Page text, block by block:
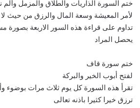
ختم السورة الذاريات والطلاق والمزمل
لأمر المعيشة وسعة المال والرزق من حيث
تداوم على قراءة هذه السور الاربعة بصورة
يحصل المراد
ختم سورة قاف
لفتح أبوب الخير والبركة
تقرأ هذه السورة كل يوم ثلاث مرات بوضوء
ترزق خيرا كثيرا باذنه تعالى